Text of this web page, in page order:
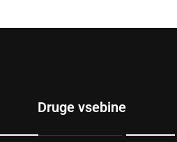
Druge vsebine